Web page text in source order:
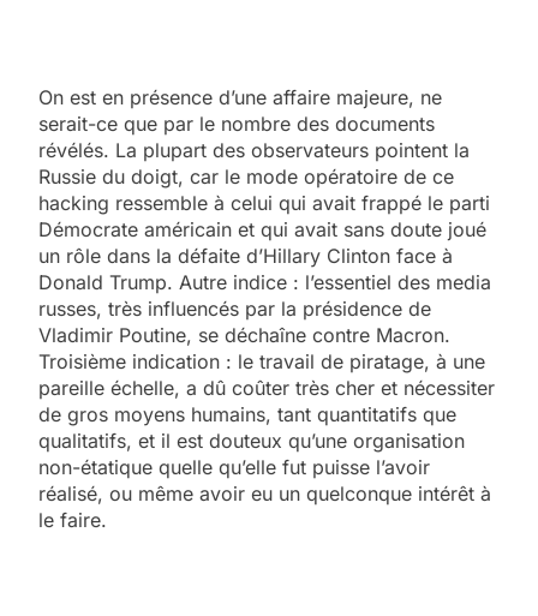
On est en présence d’une affaire majeure, ne
serait-ce que par le nombre des documents
révélés. La plupart des observateurs pointent la
Russie du doigt, car le mode opératoire de ce
hacking ressemble à celui qui avait frappé le parti
Démocrate américain et qui avait sans doute joué
un rôle dans la défaite d’Hillary Clinton face à
Donald Trump. Autre indice : l’essentiel des media
russes, très influencés par la présidence de
Vladimir Poutine, se déchaîne contre Macron.
Troisième indication : le travail de piratage, à une
pareille échelle, a dû coûter très cher et nécessiter
de gros moyens humains, tant quantitatifs que
qualitatifs, et il est douteux qu’une organisation
non-étatique quelle qu’elle fut puisse l’avoir
réalisé, ou même avoir eu un quelconque intérêt à
le faire.